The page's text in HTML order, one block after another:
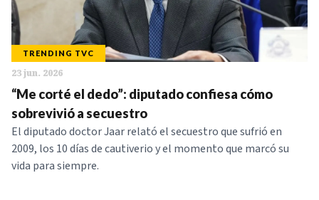
TRENDING TVC
23 jun. 2026
“Me corté el dedo”: diputado confiesa cómo
sobrevivió a secuestro
El diputado doctor Jaar relató el secuestro que sufrió en
2009, los 10 días de cautiverio y el momento que marcó su
vida para siempre.